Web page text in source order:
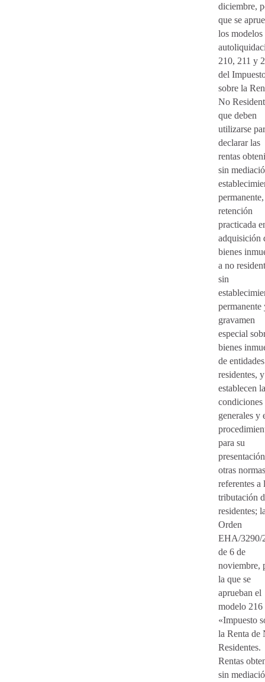
diciembre,
que se
los modelos
210, 211 y
del
sobre la
No
que deben
utilizarse
declarar las
rentas
sin
retención
practicada
adquisición
bienes
a no
sin
permanente
gravamen
especial
bienes
de
residentes,
establecen
condiciones
generales y
para su
otras normas
referentes a
tributación
residentes;
Orden
EHA/3290/
de 6 de
noviembre,
la que se
aprueban el
modelo 216
«Impuesto
la Renta de
Residentes.
Rentas
sin